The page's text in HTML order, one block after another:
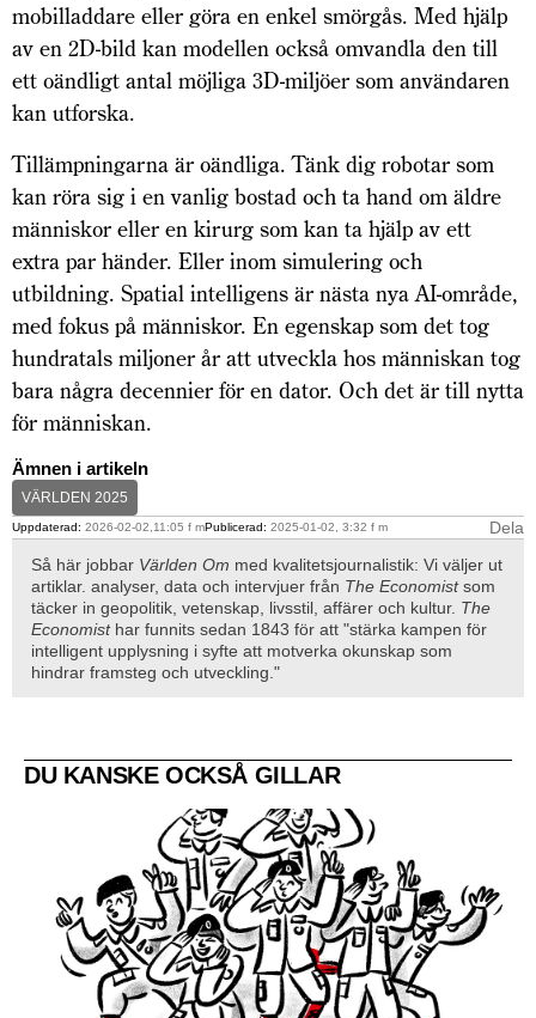
mobilladdare eller göra en enkel smörgås. Med hjälp
av en 2D-bild kan modellen också omvandla den till
ett oändligt antal möjliga 3D-miljöer som användaren
kan utforska.
Tillämpningarna är oändliga. Tänk dig robotar som
kan röra sig i en vanlig bostad och ta hand om äldre
människor eller en kirurg som kan ta hjälp av ett
extra par händer. Eller inom simulering och
utbildning. Spatial intelligens är nästa nya AI-område,
med fokus på människor. En egenskap som det tog
hundratals miljoner år att utveckla hos människan tog
bara några decennier för en dator. Och det är till nytta
för människan.
Ämnen i artikeln
VÄRLDEN 2025
Uppdaterad: 2026-02-02,11:05 f mPublicerad: 2025-01-02, 3:32 f m
Dela
Så här jobbar Världen Om med kvalitetsjournalistik: Vi väljer ut
artiklar. analyser, data och intervjuer från The Economistsom
täcker in geopolitik, vetenskap, livsstil, affärer och kultur. The
Economisthar funnits sedan 1843 för att "stärka kampen för
intelligent upplysning i syfte att motverka okunskap som
hindrar framsteg och utveckling."
DU KANSKE OCKSÅ GILLAR